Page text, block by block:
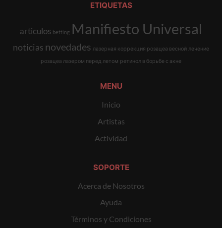
ETIQUETAS
articulos betting Manifiesto Universal
noticias novedades лазерная коррекция розацеа весной лечение
розацеа лазером перед летом ретинол в борьбе с акне
MENU
Inicio
Artistas
Actividad
SOPORTE
Acerca de Nosotros
Ayuda
Términos y Condiciones